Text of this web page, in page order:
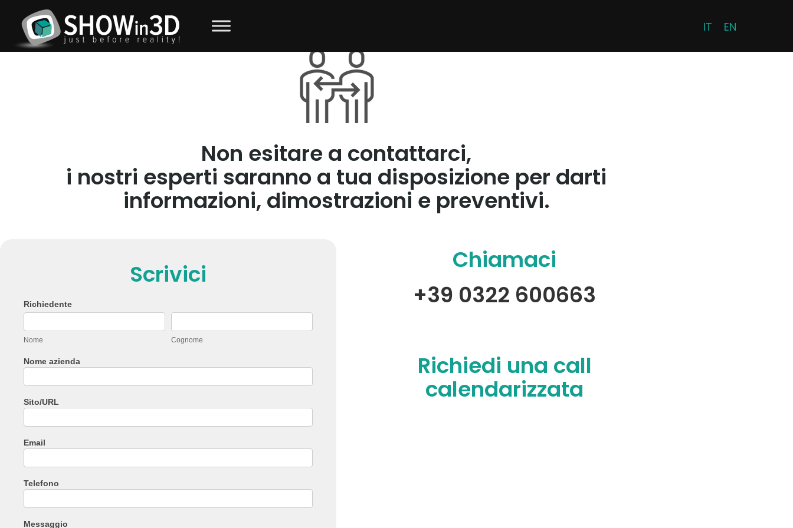
IT EN
Non esitare a contattarci,
i nostri esperti saranno a tua disposizione per darti
informazioni, dimostrazioni e preventivi.
Scrivici
Form
ita
Richiedente
Nome
Nome
Cognome
Cognome
Nome azienda
Sito/URL
Email
Telefono
Messaggio
Chiamaci
+39 0322 600663
Richiedi una call
calendarizzata